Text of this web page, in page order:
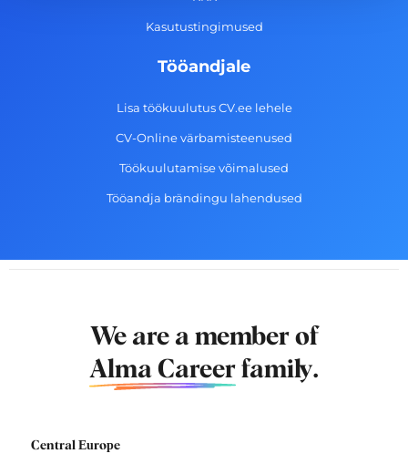
Kasutustingimused
Tööandjale
Lisa töökuulutus CV.ee lehele
CV-Online värbamisteenused
Töökuulutamise võimalused
Tööandja brändingu lahendused
We are a member of
Alma Career family.
Central Europe